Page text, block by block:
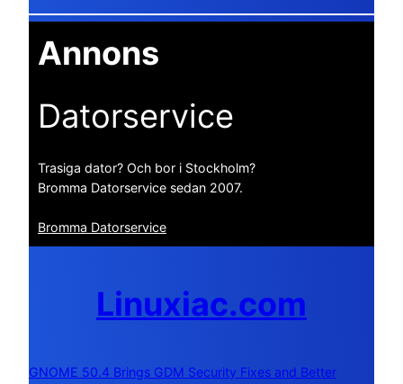
Annons
Datorservice
Trasiga dator? Och bor i Stockholm?
Bromma Datorservice sedan 2007.
Bromma Datorservice
Linuxiac.com
GNOME 50.4 Brings GDM Security Fixes and Better